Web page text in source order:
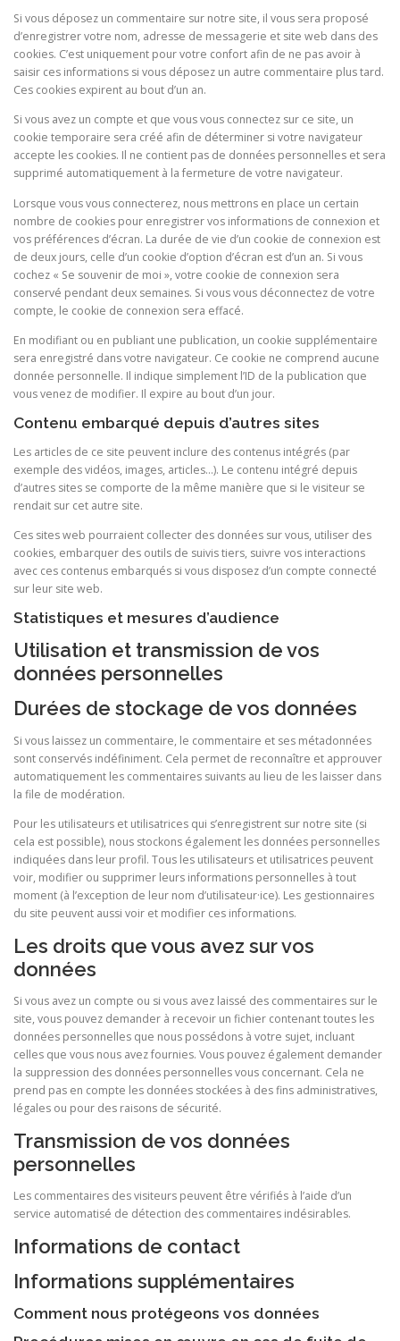
Si vous déposez un commentaire sur notre site, il vous sera proposé
d’enregistrer votre nom, adresse de messagerie et site web dans des
cookies. C’est uniquement pour votre confort afin de ne pas avoir à
saisir ces informations si vous déposez un autre commentaire plus tard.
Ces cookies expirent au bout d’un an.
Si vous avez un compte et que vous vous connectez sur ce site, un
cookie temporaire sera créé afin de déterminer si votre navigateur
accepte les cookies. Il ne contient pas de données personnelles et sera
supprimé automatiquement à la fermeture de votre navigateur.
Lorsque vous vous connecterez, nous mettrons en place un certain
nombre de cookies pour enregistrer vos informations de connexion et
vos préférences d’écran. La durée de vie d’un cookie de connexion est
de deux jours, celle d’un cookie d’option d’écran est d’un an. Si vous
cochez « Se souvenir de moi », votre cookie de connexion sera
conservé pendant deux semaines. Si vous vous déconnectez de votre
compte, le cookie de connexion sera effacé.
En modifiant ou en publiant une publication, un cookie supplémentaire
sera enregistré dans votre navigateur. Ce cookie ne comprend aucune
donnée personnelle. Il indique simplement l’ID de la publication que
vous venez de modifier. Il expire au bout d’un jour.
Contenu embarqué depuis d’autres sites
Les articles de ce site peuvent inclure des contenus intégrés (par
exemple des vidéos, images, articles…). Le contenu intégré depuis
d’autres sites se comporte de la même manière que si le visiteur se
rendait sur cet autre site.
Ces sites web pourraient collecter des données sur vous, utiliser des
cookies, embarquer des outils de suivis tiers, suivre vos interactions
avec ces contenus embarqués si vous disposez d’un compte connecté
sur leur site web.
Statistiques et mesures d’audience
Utilisation et transmission de vos
données personnelles
Durées de stockage de vos données
Si vous laissez un commentaire, le commentaire et ses métadonnées
sont conservés indéfiniment. Cela permet de reconnaître et approuver
automatiquement les commentaires suivants au lieu de les laisser dans
la file de modération.
Pour les utilisateurs et utilisatrices qui s’enregistrent sur notre site (si
cela est possible), nous stockons également les données personnelles
indiquées dans leur profil. Tous les utilisateurs et utilisatrices peuvent
voir, modifier ou supprimer leurs informations personnelles à tout
moment (à l’exception de leur nom d’utilisateur·ice). Les gestionnaires
du site peuvent aussi voir et modifier ces informations.
Les droits que vous avez sur vos
données
Si vous avez un compte ou si vous avez laissé des commentaires sur le
site, vous pouvez demander à recevoir un fichier contenant toutes les
données personnelles que nous possédons à votre sujet, incluant
celles que vous nous avez fournies. Vous pouvez également demander
la suppression des données personnelles vous concernant. Cela ne
prend pas en compte les données stockées à des fins administratives,
légales ou pour des raisons de sécurité.
Transmission de vos données
personnelles
Les commentaires des visiteurs peuvent être vérifiés à l’aide d’un
service automatisé de détection des commentaires indésirables.
Informations de contact
Informations supplémentaires
Comment nous protégeons vos données